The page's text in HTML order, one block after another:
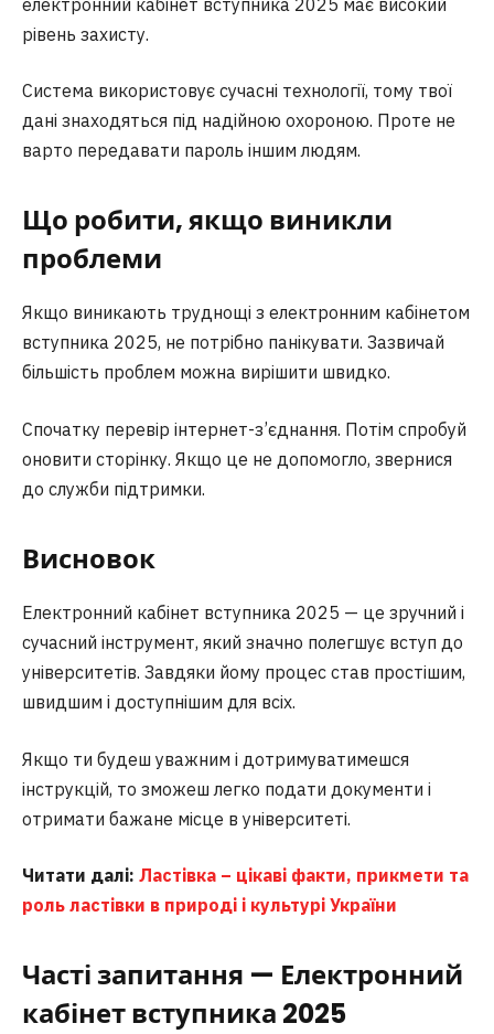
рівень захисту.
Система використовує сучасні технології, тому твої
дані знаходяться під надійною охороною. Проте не
варто передавати пароль іншим людям.
Що робити, якщо виникли
проблеми
Якщо виникають труднощі з електронним кабінетом
вступника 2025, не потрібно панікувати. Зазвичай
більшість проблем можна вирішити швидко.
Спочатку перевір інтернет-з’єднання. Потім спробуй
оновити сторінку. Якщо це не допомогло, звернися
до служби підтримки.
Висновок
Електронний кабінет вступника 2025 — це зручний і
сучасний інструмент, який значно полегшує вступ до
університетів. Завдяки йому процес став простішим,
швидшим і доступнішим для всіх.
Якщо ти будеш уважним і дотримуватимешся
інструкцій, то зможеш легко подати документи і
отримати бажане місце в університеті.
Читати далі: Ластівка – цікаві факти, прикмети та
роль ластівки в природі і культурі України
Часті запитання — Електронний
кабінет вступника 2025